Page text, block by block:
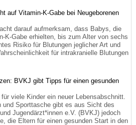
auf Vitamin-K-Gabe bei Neugeborenen
darauf aufmerksam, dass Babys, die
K-Gabe erhielten, bis zum Alter von sechs
Risiko für Blutungen jeglicher Art und
für intrakranielle Blutungen
BVKJ gibt Tipps für einen gesunden
viele Kinder ein neuer Lebensabschnitt.
und Sporttasche gibt es aus Sicht des
Jugendärzt*innen e.V. (BVKJ) jedoch
die Eltern für einen gesunden Start in den